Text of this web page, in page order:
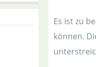
Es ist zu
können.